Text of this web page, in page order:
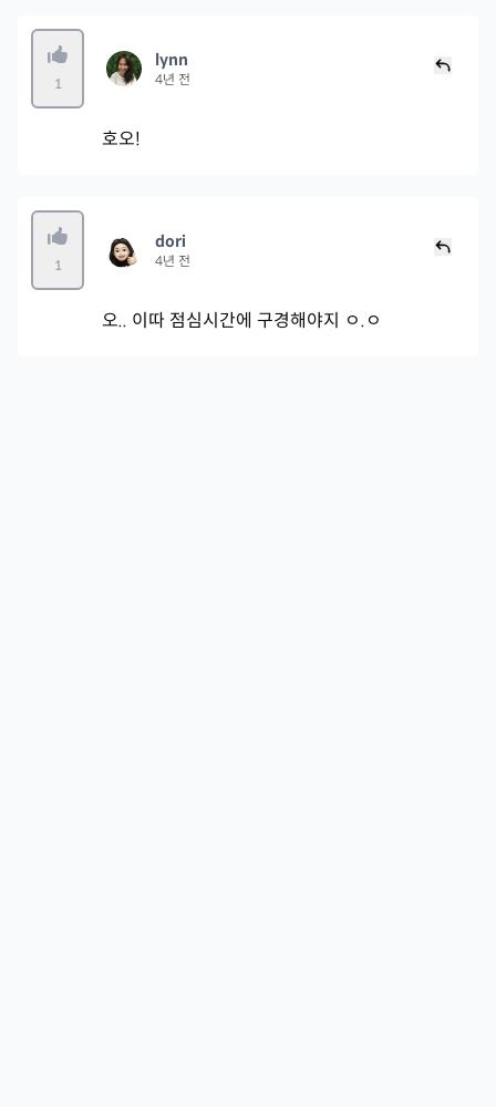
1
lynn
4년 전
호오!
1
dori
4년 전
오.. 이따 점심시간에 구경해야지 ㅇ.ㅇ